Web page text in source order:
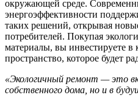
окружающей среде.
энергоэффективности
таких решений, открывая
потребителей. Покупая
материалы, вы инвестируете в
пространство, которое будет
«Экологичный ремонт — это
собственного дома, но и в